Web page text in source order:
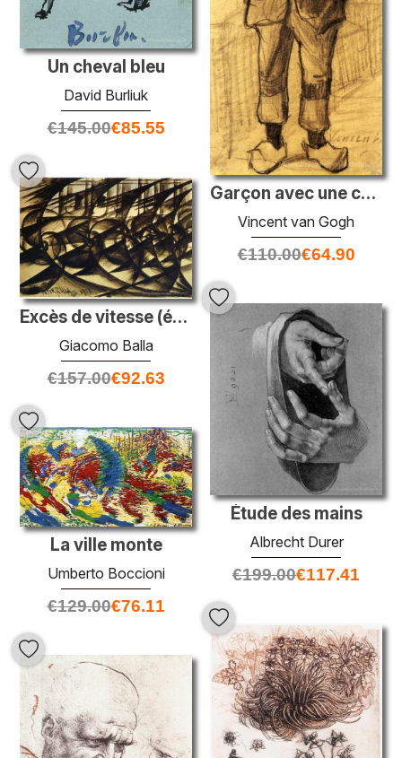
Un cheval bleu
David Burliuk
€145.00€85.55
Garçon avec une casquette et des sabots
Vincent van Gogh
€110.00€64.90
Excès de vitesse (étude). Vitesse abstraite.
Giacomo Balla
€157.00€92.63
Étude des mains
Albrecht Durer
€199.00€117.41
La ville monte
Umberto Boccioni
€129.00€76.11